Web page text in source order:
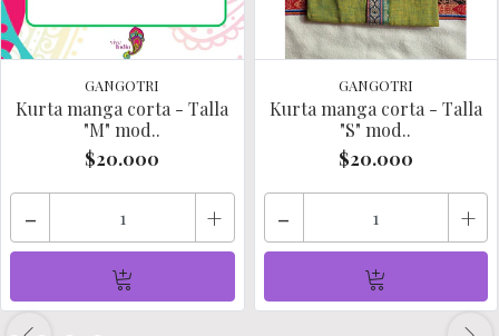
GANGOTRI
Kurta manga corta - Talla
"M" mod..
$20.000
- +
GANGOTRI
Kurta manga corta - Talla
"S" mod..
$20.000
- +